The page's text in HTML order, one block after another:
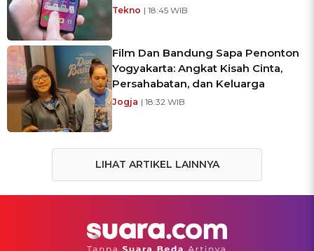
Tekno | 18:45 WIB
Film Dan Bandung Sapa Penonton
Yogyakarta: Angkat Kisah Cinta,
Persahabatan, dan Keluarga
Jogja | 18:32 WIB
LIHAT ARTIKEL LAINNYA